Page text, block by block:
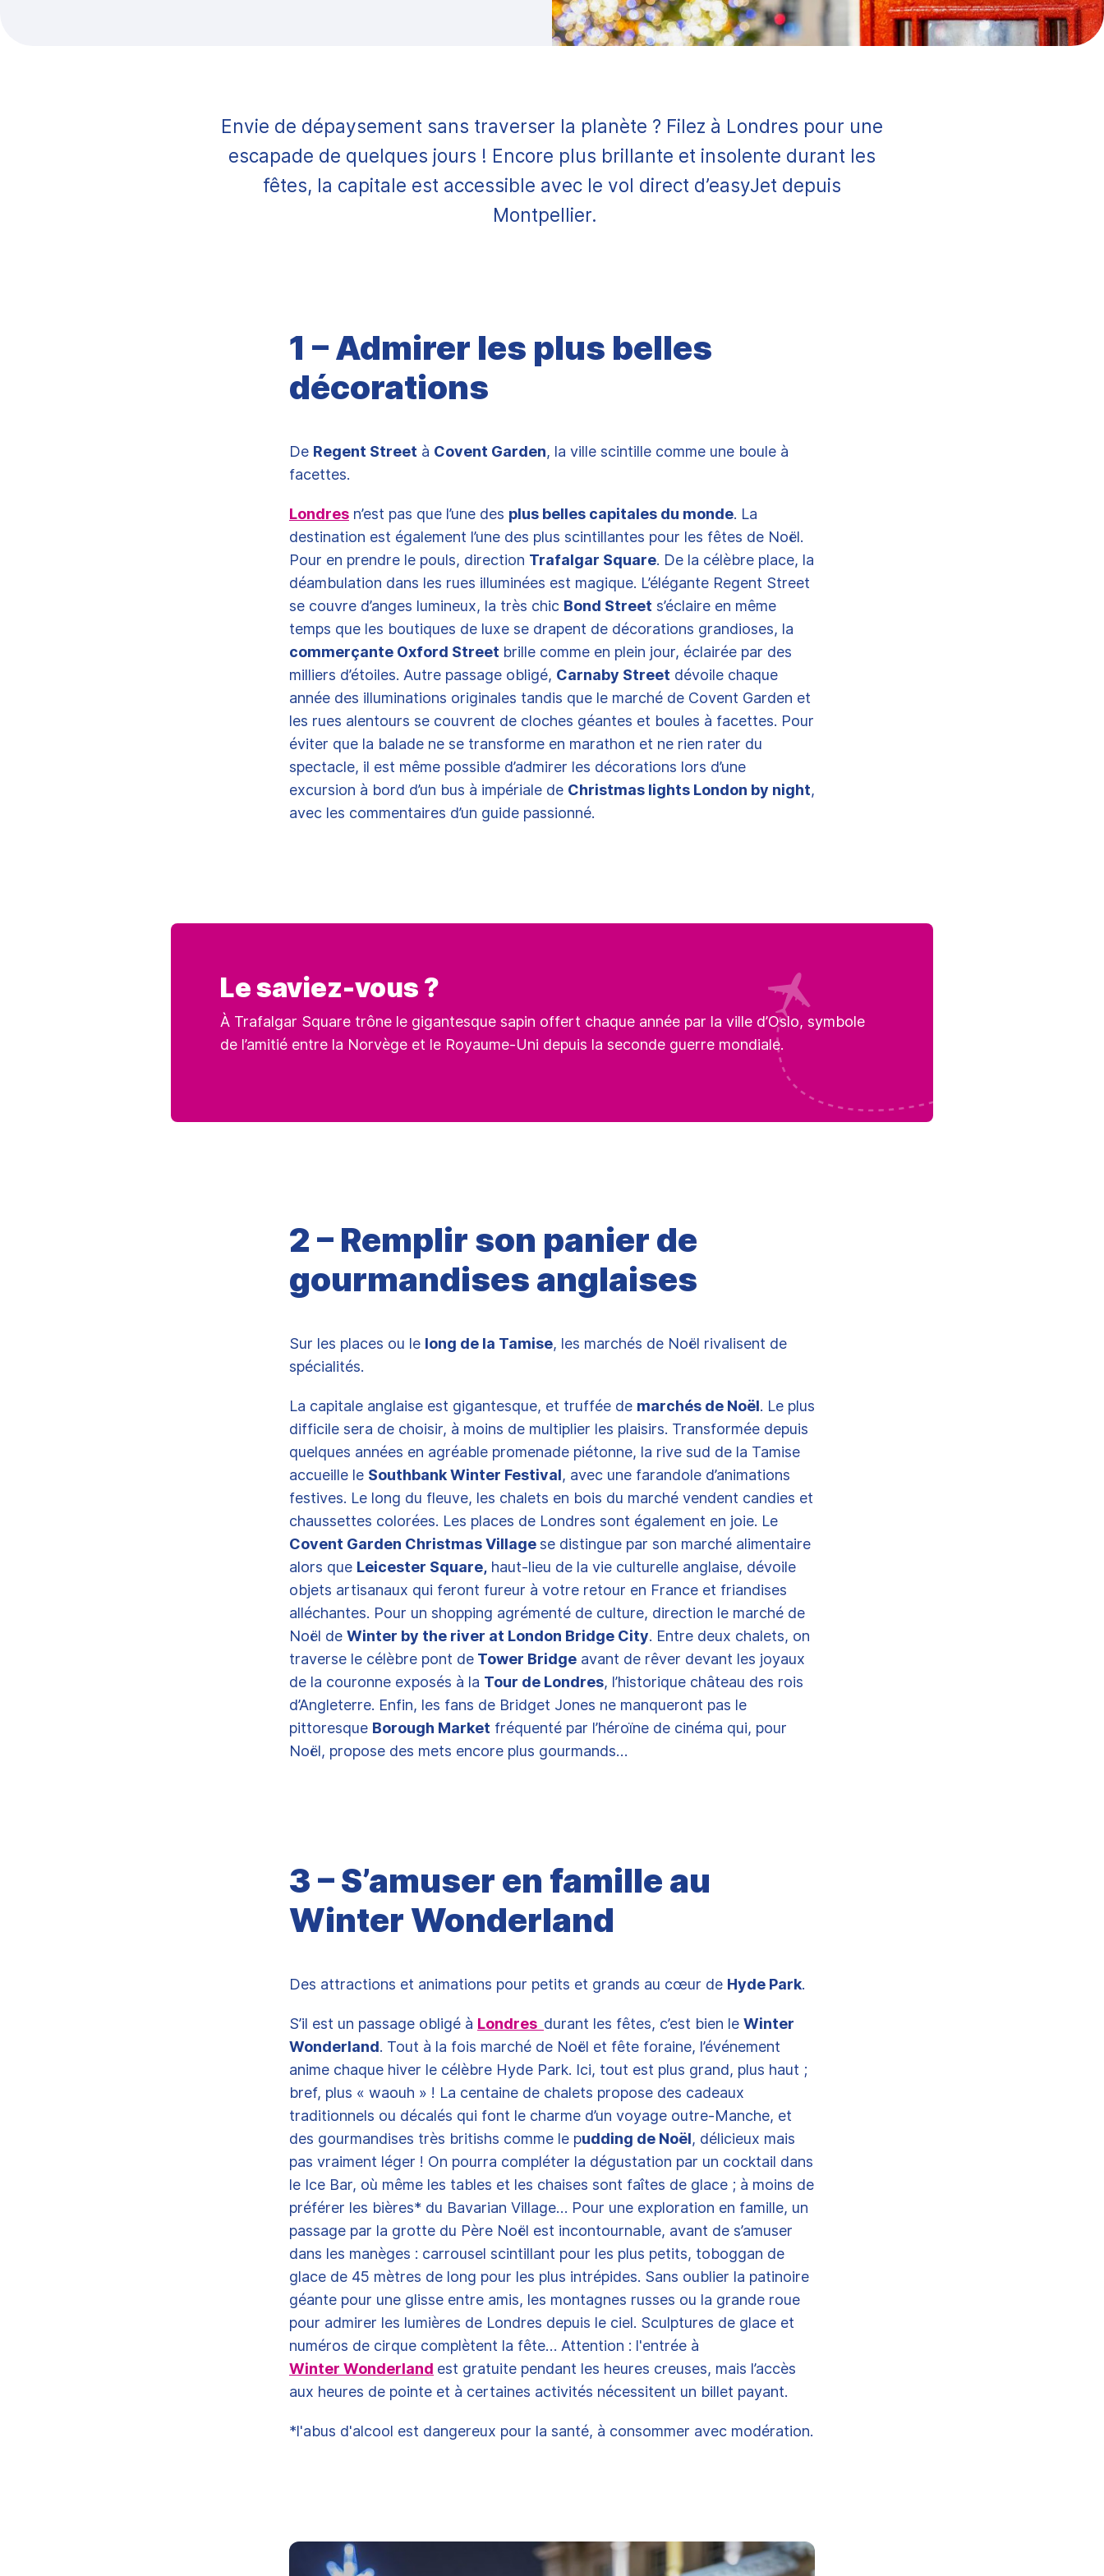
Envie de dépaysement sans traverser la planète ? Filez à Londres pour une
escapade de quelques jours ! Encore plus brillante et insolente durant les
fêtes, la capitale est accessible avec le vol direct d’easyJet depuis
Montpellier.
1 – Admirer les plus belles
décorations
De Regent Street à Covent Garden, la ville scintille comme une boule à
facettes.
Londres n’est pas que l’une des plus belles capitales du monde. La
destination est également l’une des plus scintillantes pour les fêtes de Noël.
Pour en prendre le pouls, direction Trafalgar Square. De la célèbre place, la
déambulation dans les rues illuminées est magique. L’élégante Regent Street
se couvre d’anges lumineux, la très chic Bond Street s’éclaire en même
temps que les boutiques de luxe se drapent de décorations grandioses, la
commerçante Oxford Street brille comme en plein jour, éclairée par des
milliers d’étoiles. Autre passage obligé, Carnaby Street dévoile chaque
année des illuminations originales tandis que le marché de Covent Garden et
les rues alentours se couvrent de cloches géantes et boules à facettes. Pour
éviter que la balade ne se transforme en marathon et ne rien rater du
spectacle, il est même possible d’admirer les décorations lors d’une
excursion à bord d’un bus à impériale de Christmas lights London by night,
avec les commentaires d’un guide passionné.
Le saviez-vous ?
À Trafalgar Square trône le gigantesque sapin offert chaque année par la ville d’Oslo, symbole
de l’amitié entre la Norvège et le Royaume-Uni depuis la seconde guerre mondiale.
2 – Remplir son panier de
gourmandises anglaises
Sur les places ou le long de la Tamise, les marchés de Noël rivalisent de
spécialités.
La capitale anglaise est gigantesque, et truffée de marchés de Noël. Le plus
difficile sera de choisir, à moins de multiplier les plaisirs. Transformée depuis
quelques années en agréable promenade piétonne, la rive sud de la Tamise
accueille le Southbank Winter Festival, avec une farandole d’animations
festives. Le long du fleuve, les chalets en bois du marché vendent candies et
chaussettes colorées. Les places de Londres sont également en joie. Le
Covent Garden Christmas Villagese distingue par son marché alimentaire
alors que Leicester Square, haut-lieu de la vie culturelle anglaise, dévoile
objets artisanaux qui feront fureur à votre retour en France et friandises
alléchantes. Pour un shopping agrémenté de culture, direction le marché de
Noël de Winter by the river at London Bridge City. Entre deux chalets, on
traverse le célèbre pont de Tower Bridge avant de rêver devant les joyaux
de la couronne exposés à la Tour de Londres, l’historique château des rois
d’Angleterre. Enfin, les fans de Bridget Jones ne manqueront pas le
pittoresque Borough Market fréquenté par l’héroïne de cinéma qui, pour
Noël, propose des mets encore plus gourmands…
3 – S’amuser en famille au
Winter Wonderland
Des attractions et animations pour petits et grands au cœur de Hyde Park.
S’il est un passage obligé à Londres durant les fêtes, c’est bien le Winter
Wonderland. Tout à la fois marché de Noël et fête foraine, l’événement
anime chaque hiver le célèbre Hyde Park. Ici, tout est plus grand, plus haut ;
bref, plus « waouh » ! La centaine de chalets propose des cadeaux
traditionnels ou décalés qui font le charme d’un voyage outre-Manche, et
des gourmandises très britishs comme le pudding de Noël, délicieux mais
pas vraiment léger ! On pourra compléter la dégustation par un cocktail dans
le Ice Bar, où même les tables et les chaises sont faîtes de glace ; à moins de
préférer les bières* du Bavarian Village… Pour une exploration en famille, un
passage par la grotte du Père Noël est incontournable, avant de s’amuser
dans les manèges : carrousel scintillant pour les plus petits, toboggan de
glace de 45 mètres de long pour les plus intrépides. Sans oublier la patinoire
géante pour une glisse entre amis, les montagnes russes ou la grande roue
pour admirer les lumières de Londres depuis le ciel. Sculptures de glace et
numéros de cirque complètent la fête… Attention : l'entrée à
Winter Wonderland est gratuite pendant les heures creuses, mais l’accès
aux heures de pointe et à certaines activités nécessitent un billet payant.
*l'abus d'alcool est dangereux pour la santé, à consommer avec modération.